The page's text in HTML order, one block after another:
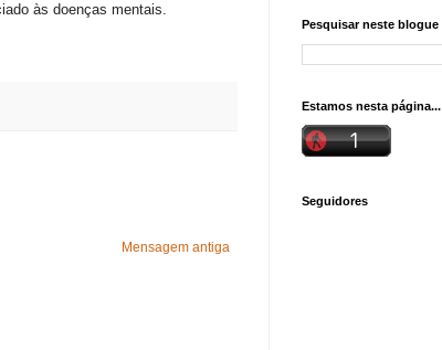
às doenças mentais.
Mensagem antiga
Pesquisar neste blogue
Estamos nesta página...
Seguidores